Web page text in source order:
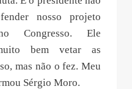
nosso projeto
Congresso. Ele
bem vetar as
mas não o fez. Meu
Sérgio Moro.